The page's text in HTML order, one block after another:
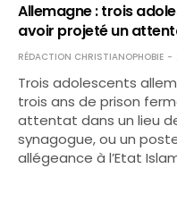
Allemagne : trois
avoir projeté un
RÉDACTION CHRISTIANOPHOBIE
Trois adolescents
trois ans de prison
attentat dans un lieu
synagogue, ou un
allégeance à l’Etat